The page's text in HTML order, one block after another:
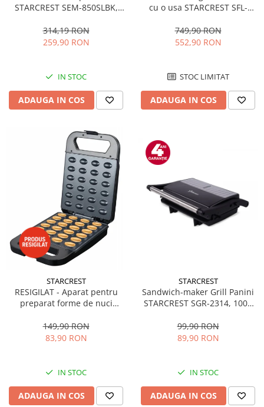
STARCREST SEM-850SLBK,
detasabil 1.5L, dispozitiv
spumare, filtru dublu din
314,19 RON
259,90 RON
IN STOC
ADAUGA IN COS
cu o usa STARCREST SFL-
92L, Iluminare interioara,H 83
cm, Alb
749,90 RON
552,90 RON
STOC LIMITAT
ADAUGA IN COS
STARCREST
RESIGILAT - Aparat pentru
preparat forme de nuci
forme, 1400W, Indicator
luminos, Placi antiaderente,
149,90 RON
83,90 RON
IN STOC
ADAUGA IN COS
STARCREST
Sandwich-maker Grill Panini
STARCREST SGR-2314, 1000
Deschidere 180°, Suprafata
de gatire 23 x 14 cm, Negru
99,90 RON
89,90 RON
IN STOC
ADAUGA IN COS